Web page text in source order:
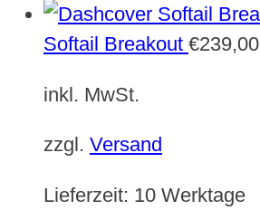
Softail Breakout €239,00
inkl. MwSt.
zzgl. Versand
Lieferzeit: 10 Werktage